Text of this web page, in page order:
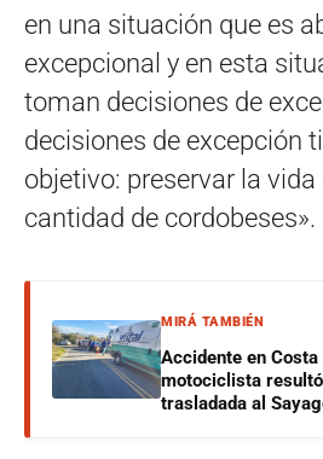
en una situación que es
excepcional y en esta
toman decisiones de
decisiones de excepción
objetivo: preservar la
cantidad de cordobeses».
MIRÁ TAMBIÉN
Accidente en Costa
motociclista
trasladada al